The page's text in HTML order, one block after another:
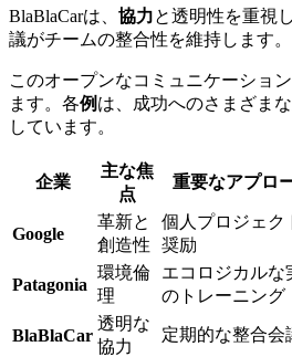
BlaBlaCarは、 協力と透明性を重視
議がチームの整合性を維持します。
このオープンなコミュニケーショ
ます。各例 は、成功へのさまざま
しています。
企業
主な焦
点
重要なアプロ
Google
革新と
創造性
個人プロジェク
奨励
Patagonia
環境倫
理
エコロジカルな
のトレーニング
BlaBlaCar
透明な
協力
定期的な整合会